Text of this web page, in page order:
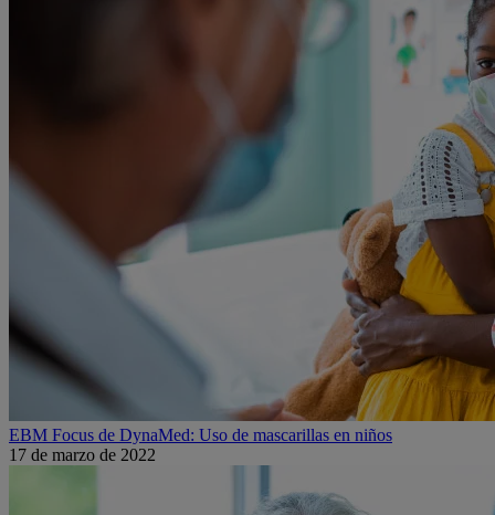
EBM Focus de DynaMed: Uso de mascarillas en niños
17 de marzo de 2022